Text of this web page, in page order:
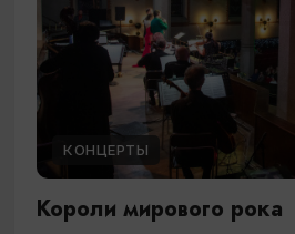
КОНЦЕРТЫ
Короли мирового рока